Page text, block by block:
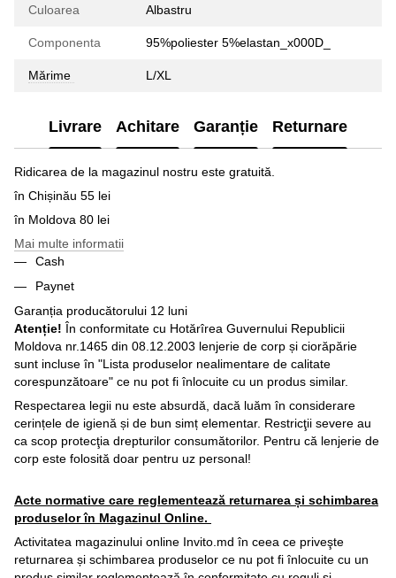
Culoarea Albastru
Componenta 95%poliester 5%elastan_x000D_
Mărime L/XL
Livrare Achitare Garanție Returnare
Ridicarea de la magazinul nostru este gratuită.
în Chișinău 55 lei
în Moldova 80 lei
Mai multe informatii
Cash
Paynet
Garanția producătorului 12 luni
Atenție! În conformitate cu Hotărîrea Guvernului Republicii
Moldova nr.1465 din 08.12.2003 lenjerie de corp și ciorăpărie
sunt incluse în "Lista produselor nealimentare de calitate
corespunzătoare" ce nu pot fi înlocuite cu un produs similar.
Respectarea legii nu este absurdă, dacă luăm în considerare
cerințele de igienă și de bun simț elementar. Restricţii severe au
ca scop protecţia drepturilor consumătorilor. Pentru că lenjerie de
corp este folosită doar pentru uz personal!
Acte normative care reglementează returnarea și schimbarea
produselor în Magazinul Online.
Activitatea magazinului online Invito.md în ceea ce priveşte
returnarea și schimbarea produselor ce nu pot fi înlocuite cu un